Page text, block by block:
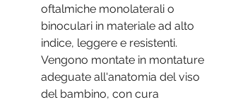
oftalmiche monolaterali o
binoculari in materiale ad alto
indice, leggere e resistenti.
Vengono montate in montature
adeguate all'anatomia del viso
del bambino, con cura